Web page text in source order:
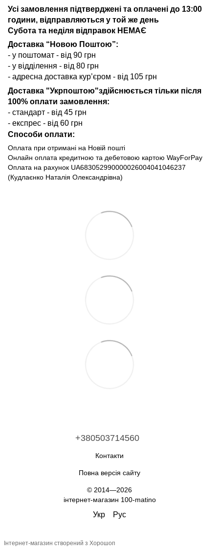
Усі замовлення підтверджені та оплачені до 13:00
години, відправляються у той же день
Субота та неділя відправок НЕМАЄ
Доставка “Новою Поштою”:
- у поштомат - від 90 грн
- у відділення - від 80 грн
- адресна доставка кур’єром - від 105 грн
Доставка "Укрпоштою"здійснюється тільки після
100% оплати замовлення:
- стандарт - від 45 грн
- експрес - від 60 грн
Способи оплати:
Оплата при отримані на Новій пошті
Онлайн оплата кредитною та дебетовою картою WayForPay
Оплата на рахунок UA683052990000026004041046237
(Кудлаєнко Наталія Олександрівна)
+380503714560
Контакти
Повна версія сайту
© 2014—2026
інтернет-магазин 100-matino
Укр Рус
Інтернет-магазин створений з Хорошоп